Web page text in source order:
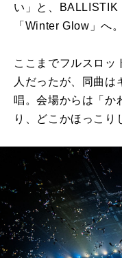
い」と、
BALLISTIK
「 Winter Glow 」へ。
ここまでフルスロッ
人だったが、同曲は
唱。会場からは「か
り、どこかほっこり